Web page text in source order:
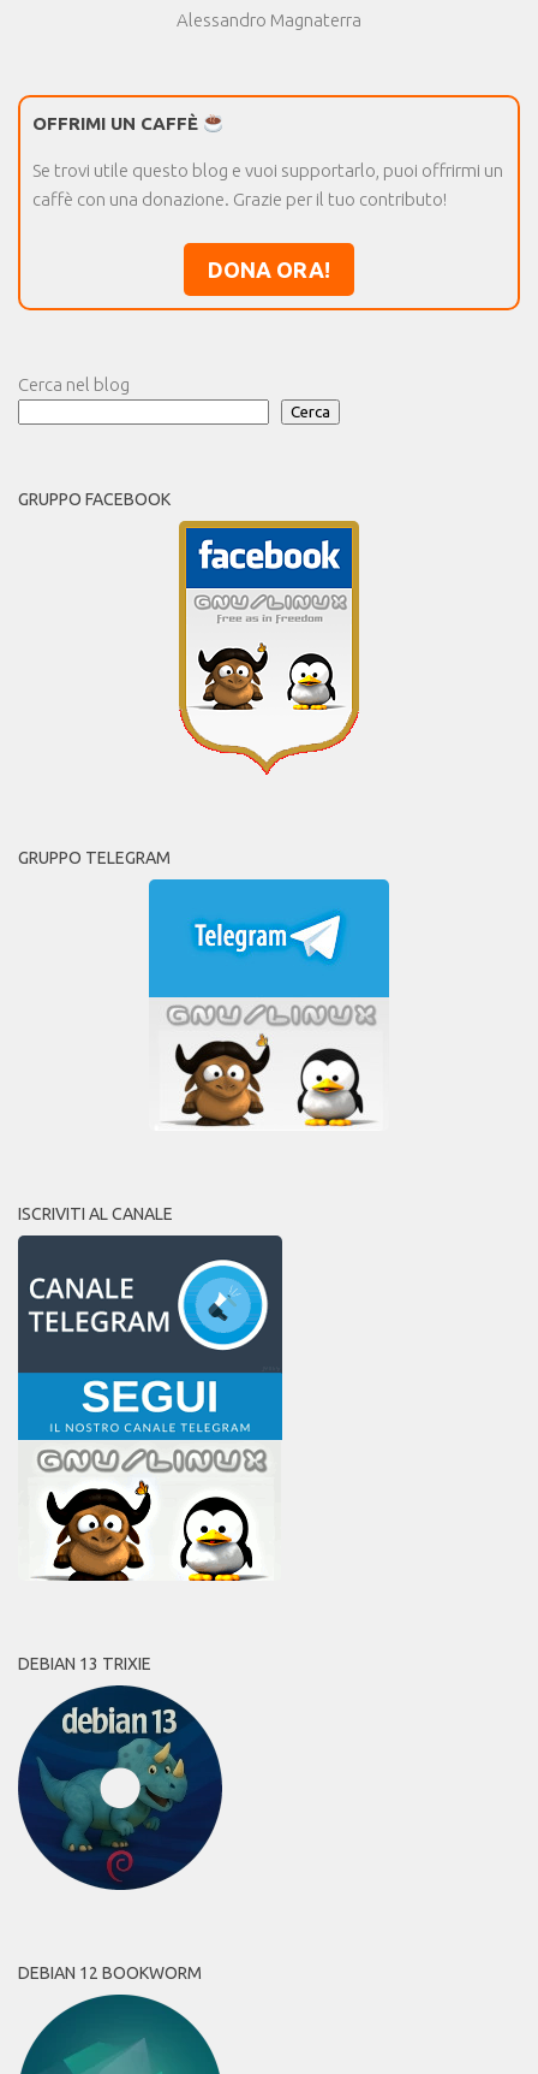
Alessandro Magnaterra
OFFRIMI UN CAFFÈ
Se trovi utile questo blog e vuoi supportarlo, puoi offrirmi un
caffè con una donazione. Grazie per il tuo contributo!
DONA ORA!
Cerca nel blog
Cerca
GRUPPO FACEBOOK
GRUPPO TELEGRAM
ISCRIVITI AL CANALE
DEBIAN 13 TRIXIE
DEBIAN 12 BOOKWORM